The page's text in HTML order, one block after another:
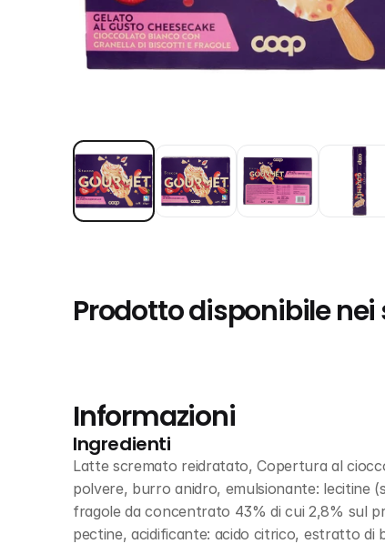
Prodotto disponibile
Informazioni
Ingredienti
Latte scremato reidratato, Copertura al
polvere, burro anidro, emulsionante: lecitine
fragole da concentrato 43% di cui 2,8% sul
pectine, acidificante: acido citrico, estratto di